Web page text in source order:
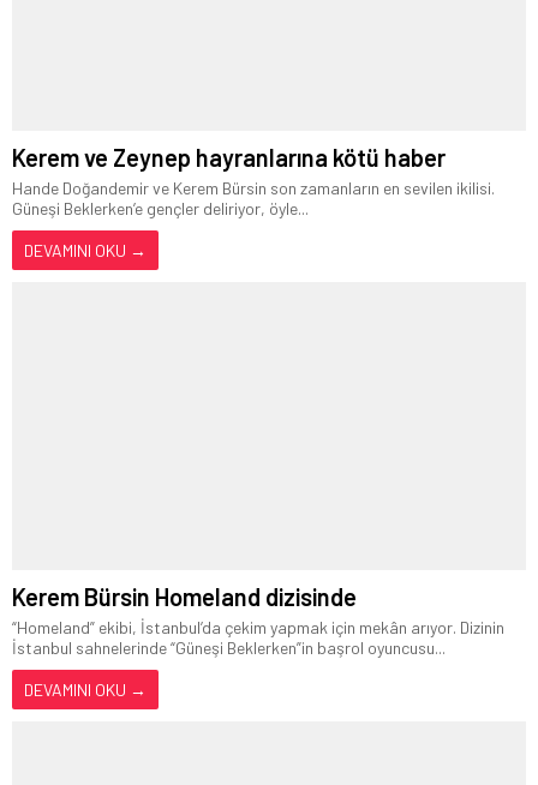
Kerem ve Zeynep hayranlarına kötü haber
Hande Doğandemir ve Kerem Bürsin son zamanların en sevilen ikilisi.
Güneşi Beklerken’e gençler deliriyor, öyle...
DEVAMINI OKU →
Kerem Bürsin Homeland dizisinde
“Homeland” ekibi, İstanbul’da çekim yapmak için mekân arıyor. Dizinin
İstanbul sahnelerinde “Güneşi Beklerken”in başrol oyuncusu...
DEVAMINI OKU →